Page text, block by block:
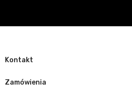
Kontakt
Zamówienia